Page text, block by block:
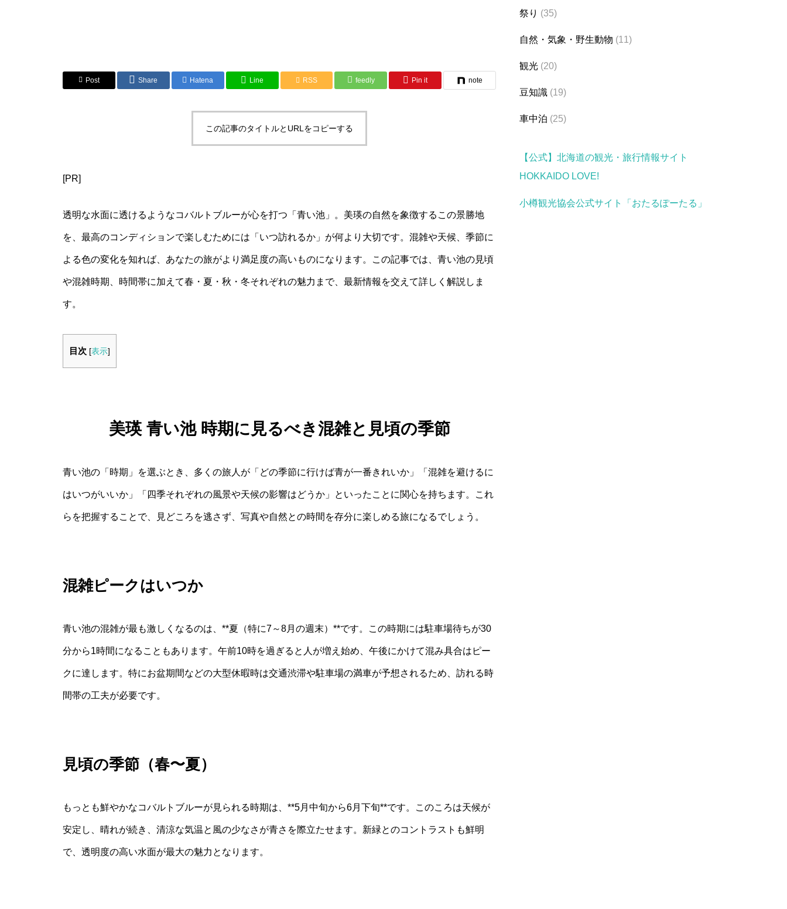
Post Share Hatena Line RSS feedly Pin it note
この記事のタイトルとURLをコピーする
[PR]
透明な水面に透けるようなコバルトブルーが心を打つ「青い池」。美瑛の自然を象徴するこの景勝地
を、最高のコンディションで楽しむためには「いつ訪れるか」が何より大切です。混雑や天候、季節に
よる色の変化を知れば、あなたの旅がより満足度の高いものになります。この記事では、青い池の見頃
や混雑時期、時間帯に加えて春・夏・秋・冬それぞれの魅力まで、最新情報を交えて詳しく解説しま
す。
目次 [表示]
美瑛 青い池 時期に見るべき混雑と見頃の季節
青い池の「時期」を選ぶとき、多くの旅人が「どの季節に行けば青が一番きれいか」「混雑を避けるに
はいつがいいか」「四季それぞれの風景や天候の影響はどうか」といったことに関心を持ちます。これ
らを把握することで、見どころを逃さず、写真や自然との時間を存分に楽しめる旅になるでしょう。
混雑ピークはいつか
青い池の混雑が最も激しくなるのは、**夏（特に7～8月の週末）**です。この時期には駐車場待ちが30
分から1時間になることもあります。午前10時を過ぎると人が増え始め、午後にかけて混み具合はピー
クに達します。特にお盆期間などの大型休暇時は交通渋滞や駐車場の満車が予想されるため、訪れる時
間帯の工夫が必要です。
見頃の季節（春〜夏）
もっとも鮮やかなコバルトブルーが見られる時期は、**5月中旬から6月下旬**です。このころは天候が
安定し、晴れが続き、清涼な気温と風の少なさが青さを際立たせます。新緑とのコントラストも鮮明
で、透明度の高い水面が最大の魅力となります。
祭り (35)
自然・気象・野生動物 (11)
観光 (20)
豆知識 (19)
車中泊 (25)
【公式】北海道の観光・旅行情報サイト
HOKKAIDO LOVE!
小樽観光協会公式サイト「おたるぽーたる」